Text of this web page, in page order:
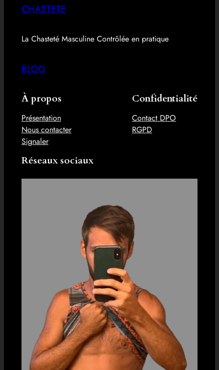
CHASTETE
La Chasteté Masculine Contrôlée en pratique
BLOG
À propos
Présentation
Nous contacter
Signaler
Confidentialité
Contact DPO
RGPD
Réseaux sociaux